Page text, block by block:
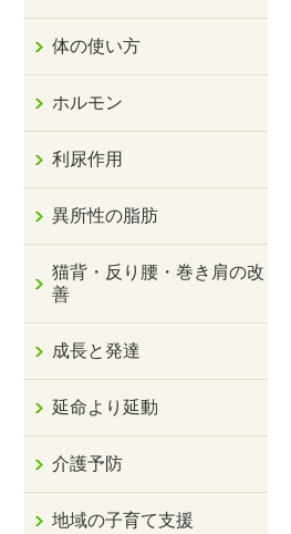
体の使い方
ホルモン
利尿作用
異所性の脂肪
猫背・反り腰・巻き肩の改
善
成長と発達
延命より延動
介護予防
地域の子育て支援